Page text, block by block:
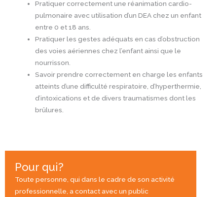
Pratiquer correctement une réanimation cardio-
pulmonaire avec utilisation d’un DEA chez un enfant
entre 0 et 18 ans.
Pratiquer les gestes adéquats en cas d’obstruction
des voies aériennes chez l’enfant ainsi que le
nourrisson.
Savoir prendre correctement en charge les enfants
atteints d’une difficulté respiratoire, d’hyperthermie,
d’intoxications et de divers traumatismes dont les
brûlures.
Pour qui?
Toute personne, qui dans le cadre de son activité
professionnelle, a contact avec un public